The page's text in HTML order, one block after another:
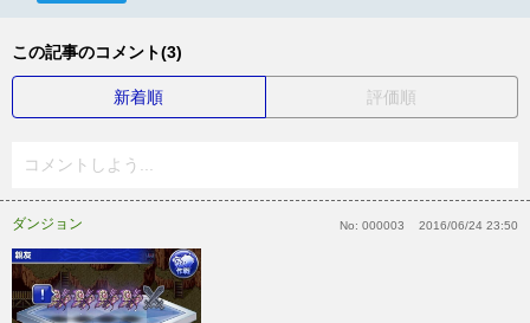
この記事のコメント(3)
新着順 評価順
コメントしよう...
ダンジョン No: 000003 2016/06/24 23:50